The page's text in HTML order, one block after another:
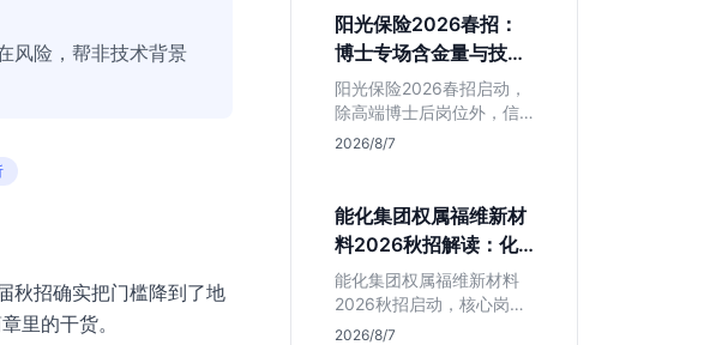
风险，帮非技术背景
秋招确实把门槛降到了地
里的干货。
限，帮你判断是否值得投
递。
阳光保险2026春招：
博士专场含金量与技术
岗捡漏指南
阳光保险2026春招启动，
除高端博士后岗位外，信
息技术部释放大量Java、
技术岗需求与投递价值，
助你快速判断是否值得
投。
2026/8/7
能化集团权属福维新材
料2026秋招解读：化
工材料生必看
能化集团权属福维新材料
2026秋招启动，核心岗位
集中在福建永安。本文解
2026/8/7